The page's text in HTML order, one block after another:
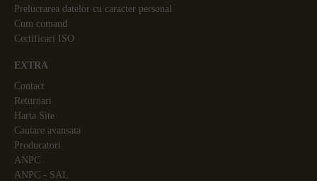
Prelucrarea datelor cu caracter personal
Cum comand
Certificari ISO
EXTRA
Contact
Returnari
Harta Site
Cautare avansata
Producatori
ANPC
ANPC - SAL